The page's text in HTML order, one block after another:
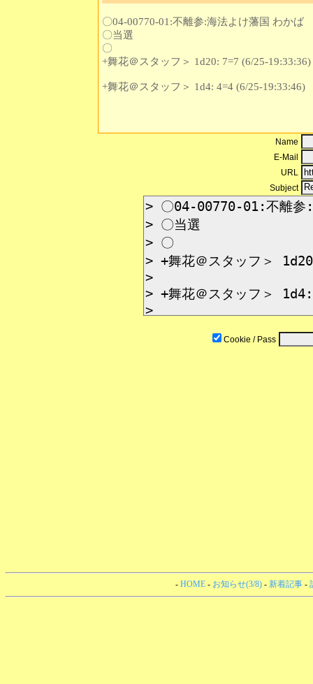
〇04-00770-01:不離参:海法よけ藩国 わかば
〇当選
〇
+舞花＠スタッフ＞ 1d20: 7=7 (6/25-19:33:36)
+舞花＠スタッフ＞ 1d4: 4=4 (6/25-19:33:46)
Name
E-Mail
URL
Subject
Cookie / Pass
- HOME- お知らせ(3/8)- 新着記事-